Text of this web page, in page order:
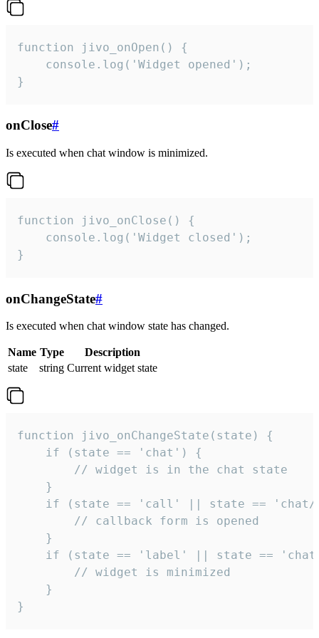
function jivo_onOpen() {
    console.log('Widget opened');
}
onClose#
Is executed when chat window is minimized.
function jivo_onClose() {
    console.log('Widget closed');
}
onChangeState#
Is executed when chat window state has changed.
Name Type
Description
state
string Current widget state
function jivo_onChangeState(state) {
    if (state == 'chat') {
        // widget is in the chat state
    }
if (state == 'call' || state ==
        // callback form is opened
    }
if (state == 'label' || state ==
        // widget is minimized
    }
}